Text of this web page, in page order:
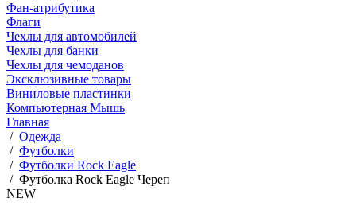
Фан-атрибутика
Флаги
Чехлы для автомобилей
Чехлы для банки
Чехлы для чемоданов
Эксклюзивные товары
Виниловые пластинки
Компьютерная Мышь
Главная
/ Одежда
/ Футболки
/ Футболки Rock Eagle
/ Футболка Rock Eagle Череп
NEW